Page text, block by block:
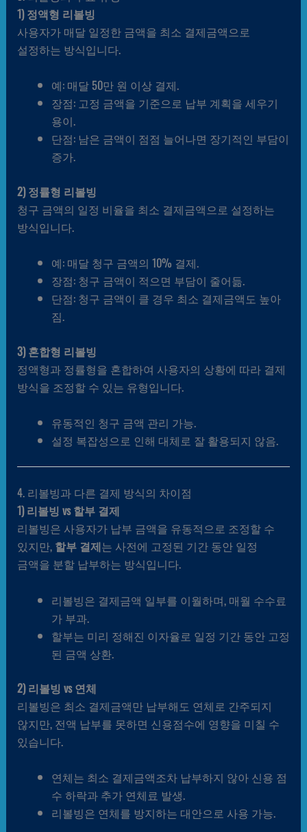
1) 정액형 리볼빙
사용자가 매달 일정한 금액을 최소 결제금액으로
설정하는 방식입니다.
예: 매달 50만 원 이상 결제.
장점: 고정 금액을 기준으로 납부 계획을 세우기
용이.
단점: 남은 금액이 점점 늘어나면 장기적인 부담이
증가.
2) 정률형 리볼빙
청구 금액의 일정 비율을 최소 결제금액으로 설정하는
방식입니다.
예: 매달 청구 금액의 10% 결제.
장점: 청구 금액이 적으면 부담이 줄어듦.
단점: 청구 금액이 클 경우 최소 결제금액도 높아
짐.
3) 혼합형 리볼빙
정액형과 정률형을 혼합하여 사용자의 상황에 따라 결제
방식을 조정할 수 있는 유형입니다.
유동적인 청구 금액 관리 가능.
설정 복잡성으로 인해 대체로 잘 활용되지 않음.
4. 리볼빙과 다른 결제 방식의 차이점
1) 리볼빙 vs 할부 결제
리볼빙은 사용자가 납부 금액을 유동적으로 조정할 수
있지만, 할부 결제는 사전에 고정된 기간 동안 일정
금액을 분할 납부하는 방식입니다.
리볼빙은 결제금액 일부를 이월하며, 매월 수수료
가 부과.
할부는 미리 정해진 이자율로 일정 기간 동안 고정
된 금액 상환.
2) 리볼빙 vs 연체
리볼빙은 최소 결제금액만 납부해도 연체로 간주되지
않지만, 전액 납부를 못하면 신용점수에 영향을 미칠 수
있습니다.
연체는 최소 결제금액조차 납부하지 않아 신용 점
수 하락과 추가 연체료 발생.
리볼빙은 연체를 방지하는 대안으로 사용 가능.